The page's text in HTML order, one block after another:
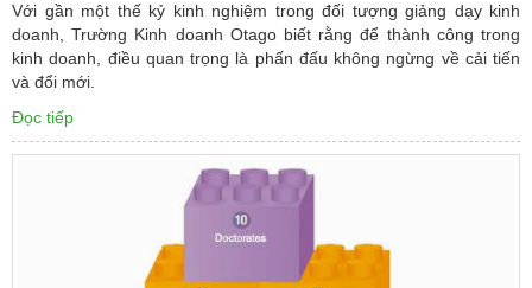
Với gần một thế kỷ kinh nghiệm trong đối tượng giảng dạy kinh
doanh, Trường Kinh doanh Otago biết rằng để thành công trong
kinh doanh, điều quan trọng là phấn đấu không ngừng về cải tiến
và đổi mới.
Đọc tiếp